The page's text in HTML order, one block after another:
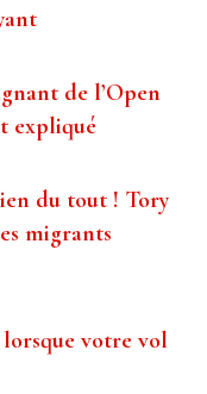
de l’Open
expliqué
du tout ! Tory
migrants
votre vol